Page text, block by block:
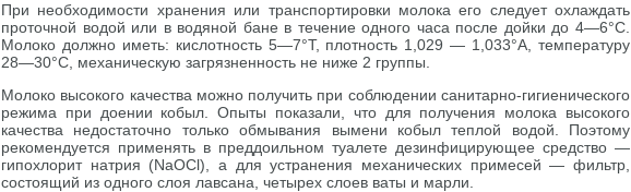
При необходимости хранения или транспортировки молока его следует охлаждать
проточной водой или в водяной бане в течение одного часа после дойки до 4—6°С.
Молоко должно иметь: кислотность 5—7°Т, плотность 1,029 — 1,033°А, температуру
28—30°С, механическую загрязненность не ниже 2 группы.
Молоко высокого качества можно получить при соблюдении санитарно-гигиенического
режима при доении кобыл. Опыты показали, что для получения молока высокого
качества недостаточно только обмывания вымени кобыл теплой водой. Поэтому
рекомендуется применять в преддоильном туалете дезинфицирующее средство —
гипохлорит натрия (NaOCl), а для устранения механических примесей — фильтр,
состоящий из одного слоя лавсана, четырех слоев ваты и марли.